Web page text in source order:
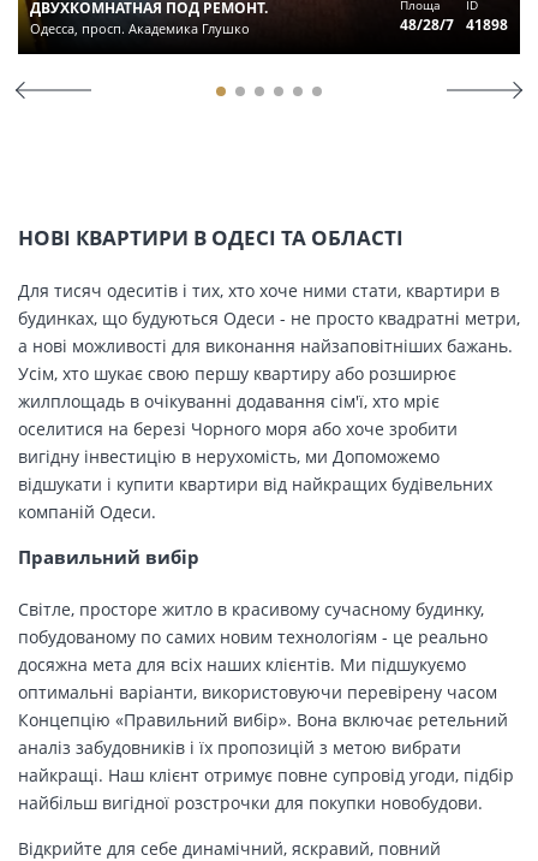
ДВУХКОМНАТНАЯ ПОД РЕМОНТ.
Одесса, просп. Академика Глушко
Площа
48/28/7
ID
41898
НОВІ КВАРТИРИ В ОДЕСІ ТА ОБЛАСТІ
Для тисяч одеситів і тих, хто хоче ними стати, квартири в
будинках, що будуються Одеси - не просто квадратні метри,
а нові можливості для виконання найзаповітніших бажань.
Усім, хто шукає свою першу квартиру або розширює
жилплощадь в очікуванні додавання сім'ї, хто мріє
оселитися на березі Чорного моря або хоче зробити
вигідну інвестицію в нерухомість, ми Допоможемо
відшукати і купити квартири від найкращих будівельних
компаній Одеси.
Правильний вибір
Світле, просторе житло в красивому сучасному будинку,
побудованому по самих новим технологіям - це реально
досяжна мета для всіх наших клієнтів. Ми підшукуємо
оптимальні варіанти, використовуючи перевірену часом
Концепцію «Правильний вибір». Вона включає ретельний
аналіз забудовників і їх пропозицій з метою вибрати
найкращі. Наш клієнт отримує повне супровід угоди, підбір
найбільш вигідної розстрочки для покупки новобудови.
Відкрийте для себе динамічний, яскравий, повний